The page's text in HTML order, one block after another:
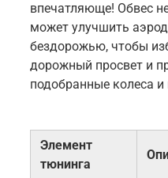
впечатляюще! Обвес
может улучшить
бездорожью, чтобы
дорожный просвет и
подобранные колеса
Элемент
тюнинга